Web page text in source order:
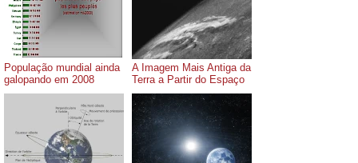
População mundial ainda
galopando em 2008
A Imagem Mais Antiga da
Terra a Partir do Espaço